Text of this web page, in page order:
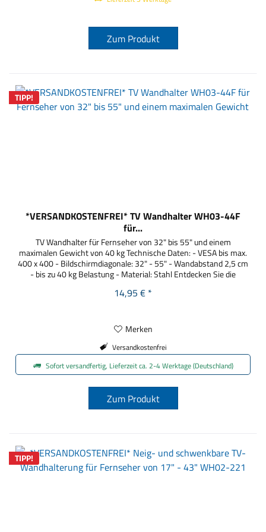
Zum Produkt
TIPP!
*VERSANDKOSTENFREI* TV Wandhalter WH03-44F
für...
TV Wandhalter für Fernseher von 32" bis 55" und einem
maximalen Gewicht von 40 kg Technische Daten: - VESA bis max.
400 x 400 - Bildschirmdiagonale: 32" - 55" - Wandabstand 2,5 cm
- bis zu 40 kg Belastung - Material: Stahl Entdecken Sie die
Wandhalterung! Verleihen Sie Ihrem Wohnraum einen modernen
14,95 € *
Merken
Versandkostenfrei
Sofort versandfertig, Lieferzeit ca. 2-4 Werktage (Deutschland)
Zum Produkt
TIPP!